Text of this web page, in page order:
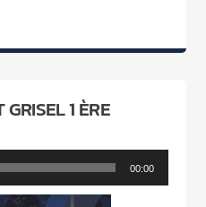
1 ÈRE
00:00